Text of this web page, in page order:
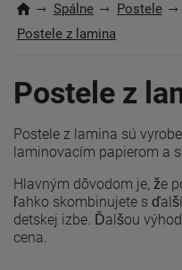
Spálne Postele
Postele z lamina
Postele z
Postele z lamina sú
laminovacím papierom a
Hlavným dôvodom je, že
ľahko skombinujete s
detskej izbe. Ďalšou
cena.